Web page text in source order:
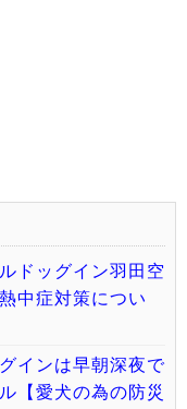
ドッグイン羽田空
中症対策につい
インは早朝深夜で
【愛犬の為の防災